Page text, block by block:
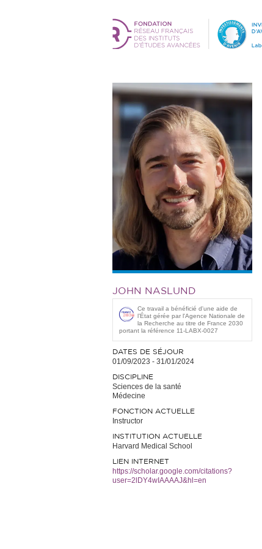
JOHN NASLUND
Ce travail a bénéficié d'une aide de
l’État gérée par l'Agence Nationale de
la Recherche au titre de France 2030
portant la référence 11-LABX-0027
DATES DE SÉJOUR
01/09/2023 - 31/01/2024
DISCIPLINE
Sciences de la santé
Médecine
FONCTION ACTUELLE
Instructor
INSTITUTION ACTUELLE
Harvard Medical School
LIEN INTERNET
https://scholar.google.com/citations?
user=2lDY4wIAAAAJ&hl=en